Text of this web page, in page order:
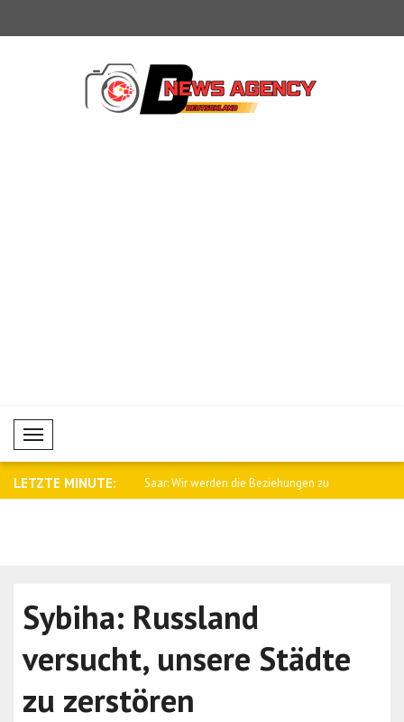
Mobil Menü
LETZTE MINUTE:
Baqaei an Saar: Wir werden die Beziehungen zu
Sybiha: Russland
versucht, unsere Städte
zu zerstören